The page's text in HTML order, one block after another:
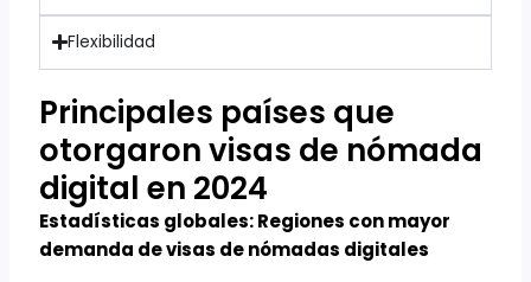
Flexibilidad
Principales países que
otorgaron visas de nómada
digital en 2024
Estadísticas globales: Regiones con mayor
demanda de visas de nómadas digitales